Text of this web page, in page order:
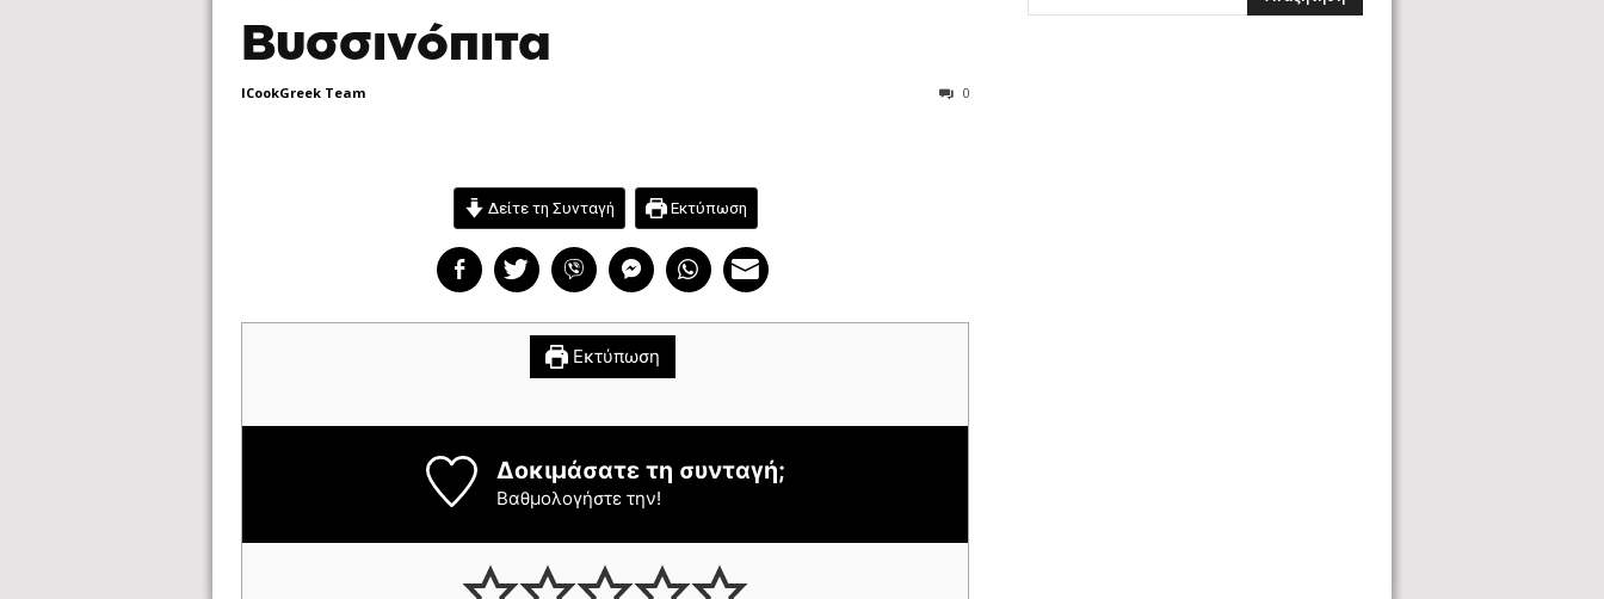
Βυσσινόπιτα
ICookGreek Team 0
Δείτε τη Συνταγή Εκτύπωση
Βυσσινόπιτα
ICookGreek Team
Εκτύπωση
Δοκιμάσατε τη συνταγή;
Βαθμολογήστε την!